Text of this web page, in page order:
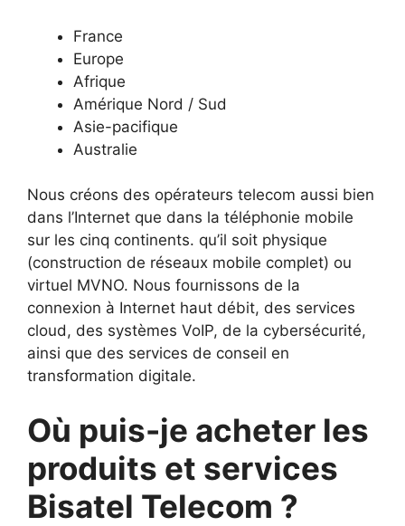
France
Europe
Afrique
Amérique Nord / Sud
Asie-pacifique
Australie
Nous créons des opérateurs telecom aussi bien
dans l’Internet que dans la téléphonie mobile
sur les cinq continents. qu’il soit physique
(construction de réseaux mobile complet) ou
virtuel MVNO. Nous fournissons de la
connexion à Internet haut débit, des services
cloud, des systèmes VoIP, de la cybersécurité,
ainsi que des services de conseil en
transformation digitale.
Où puis-je acheter les
produits et services
Bisatel Telecom ?